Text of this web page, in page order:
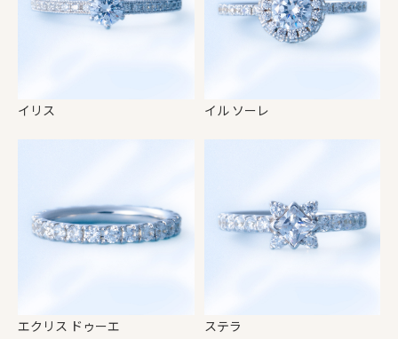
イリス イル ソーレ
エクリス ドゥーエ ステラ